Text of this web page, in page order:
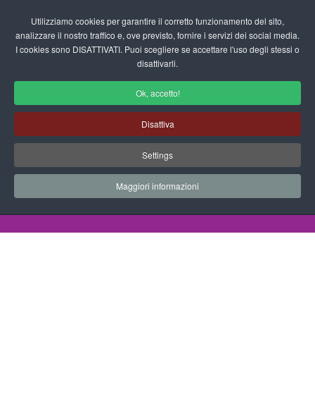
Utilizziamo cookies per garantire il corretto funzionamento del sito,
analizzare il nostro traffico e, ove previsto, fornire i servizi dei social media.
I cookies sono DISATTIVATI. Puoi scegliere se accettare l'uso degli stessi o
disattivarli.
Ok, accetto!
Disattiva
Settings
Maggiori informazioni
fas
Disegni da Colorare Mestieri
Progetti Didattici, Disegni, Schede
Didattiche e tanto altro ancora.
Disegni da Colorare